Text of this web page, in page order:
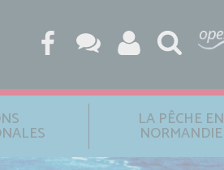
LA PÊCHE EN
NORMANDIE